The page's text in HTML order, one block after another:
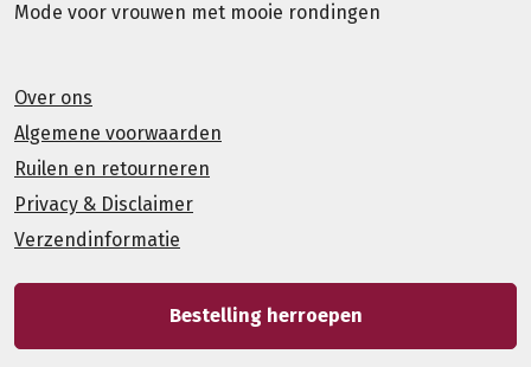
Mode voor vrouwen met mooie rondingen
Over ons
Algemene voorwaarden
Ruilen en retourneren
Privacy & Disclaimer
Verzendinformatie
Bestelling herroepen